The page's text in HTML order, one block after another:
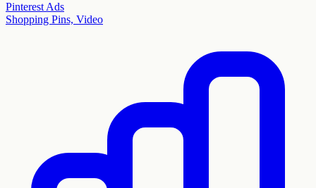
Pinterest Ads
Shopping Pins, Video